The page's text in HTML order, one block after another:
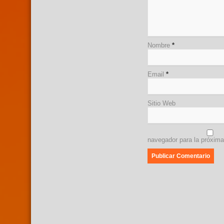
Nombre *
Email *
Sitio Web
navegador para la